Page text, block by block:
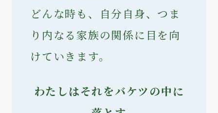
どんな時も、自分自身、つま
り内なる家族の関係に目を向
けていきます。
わたしはそれをバケツの中に